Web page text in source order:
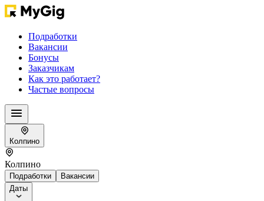
Подработки
Вакансии
Бонусы
Заказчикам
Как это работает?
Частые вопросы
Колпино
Колпино
Подработки
Вакансии
Даты